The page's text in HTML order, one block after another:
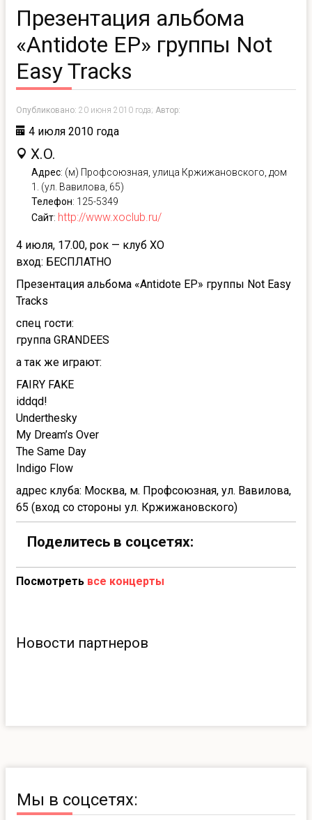
Презентация альбома
«Antidote EP» группы Not
Easy Tracks
Опубликовано: 20 июня 2010 года; Автор:
4 июля 2010 года
X.O.
Адрес: (м) Профсоюзная, улица Кржижановского, дом
1. (ул. Вавилова, 65)
Телефон: 125-5349
Сайт: http://www.xoclub.ru/
4 июля, 17.00, рок — клуб ХО
вход: БЕСПЛАТНО
Презентация альбома «Antidote EP» группы Not Easy
Tracks
спец гости:
группа GRANDEES
а так же играют:
FAIRY FAKE
iddqd!
Underthesky
My Dream’s Over
The Same Day
Indigo Flow
адрес клуба: Москва, м. Профсоюзная, ул. Вавилова,
65 (вход со стороны ул. Кржижановского)
Поделитесь в соцсетях:
Посмотреть все концерты
Новости партнеров
Мы в соцсетях: